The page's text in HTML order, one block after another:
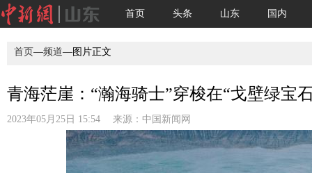
首页 头条 山东 国内
首页—频道—图片正文
青海茫崖：“瀚海骑士”穿梭在“戈壁绿宝
2023年05月25日 15:54 来源： 中国新闻网